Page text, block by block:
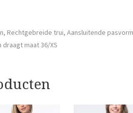
Rechtgebreide trui, Aansluitende
draagt maat 36/XS